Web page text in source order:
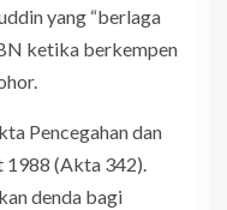
yang “berlaga
ketika berkempen
Pencegahan dan
1988 (Akta 342).
denda bagi